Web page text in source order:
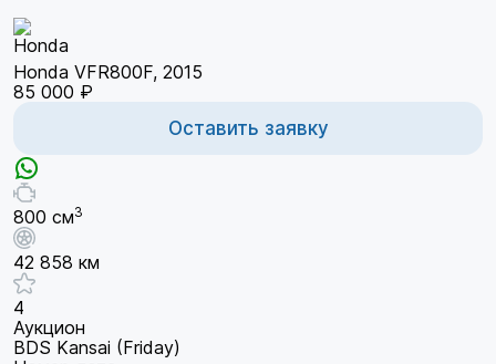
Honda VFR800F, 2015
85 000 ₽
Оставить заявку
800 см3
42 858 км
4
Аукцион
BDS Kansai (Friday)